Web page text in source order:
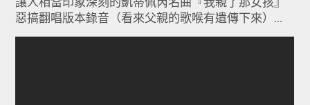
惡搞翻唱版本錄音（看來父親的歌喉有遺傳下來）...